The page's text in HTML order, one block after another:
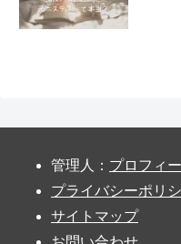
管理人： プロフィ
プライバシーポリ
サイトマップ